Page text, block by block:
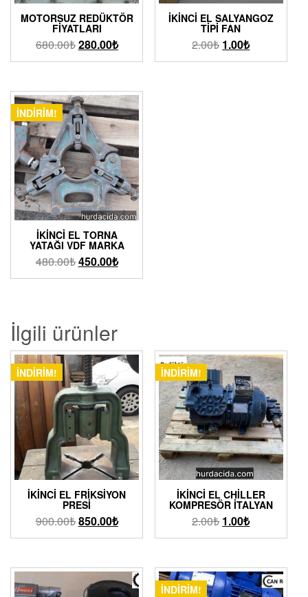
MOTORSUZ REDÜKTÖR
FIYATLARI
680.00₺280.00₺
İKINCI EL SALYANGOZ
TIPI FAN
2.00₺ 1.00₺
İNDIRIM!
İKINCI EL TORNA
YATAĞI VDF MARKA
480.00₺450.00₺
İlgili ürünler
İNDIRIM!
İKINCI EL FRIKSIYON
PRESI
900.00₺850.00₺
İNDIRIM!
İKINCI EL CHILLER
KOMPRESÖR İTALYAN
2.00₺ 1.00₺
İNDIRIM!